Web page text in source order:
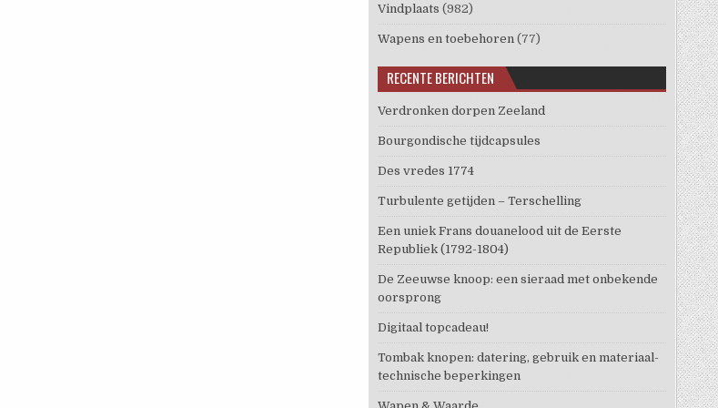
Vindplaats (982)
Wapens en toebehoren (77)
RECENTE BERICHTEN
Verdronken dorpen Zeeland
Bourgondische tijdcapsules
Des vredes 1774
Turbulente getijden – Terschelling
Een uniek Frans douanelood uit de Eerste
Republiek (1792-1804)
De Zeeuwse knoop: een sieraad met onbekende
oorsprong
Digitaal topcadeau!
Tombak knopen: datering, gebruik en materiaal-
technische beperkingen